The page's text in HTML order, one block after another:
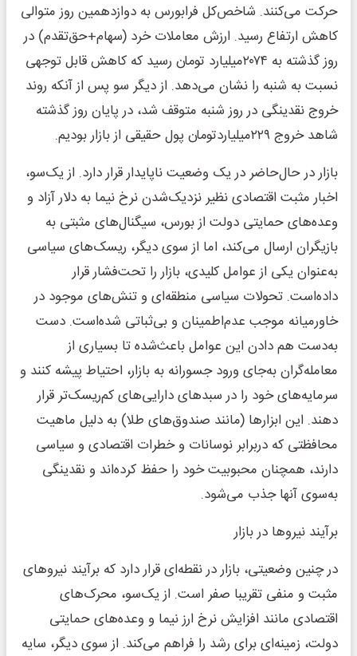
حرکت می‌کنند. شاخص‌کل فرابورس به دوازدهمین روز متوالی
کاهش ارتفاع رسید. ارزش معاملات خرد (سهام‌+‌حق‌تقدم) در
روز گذشته به ۲۰۷۴‌میلیارد ‌تومان رسید ‌که کاهش قابل توجهی
نسبت به شنبه را نشان می‌دهد. از دیگر سو پس از آنکه روند
خروج نقدینگی در روز شنبه متوقف شد، در پایان روز گذشته
شاهد خروج ۲۲۹‌میلیارد‌تومان پول حقیقی از بازار بودیم.
بازار در حال‌حاضر در یک وضعیت ناپایدار قرار دارد. از یک‌سو،
اخبار مثبت اقتصادی نظیر نزدیک‌شدن نرخ نیما به دلار آزاد و
وعده‌‌‌‌‌‌‌های حمایتی دولت از بورس، سیگنال‌های مثبتی به
بازیگران ارسال می‌کند، اما از سوی دیگر، ریسک‌های سیاسی
به‌عنوان یکی از عوامل کلیدی، بازار را تحت‌فشار قرار
داده‌است. تحولات سیاسی منطقه‌ای و تنش‌های موجود در
خاورمیانه موجب عدم‌اطمینان و بی‌‌‌‌‌‌‌ثباتی شده‌است. دست
به‌دست هم ‌دادن این عوامل باعث‌شده تا بسیاری از
معامله‌گران به‌جای ورود جسورانه به بازار، احتیاط پیشه کنند و
سرمایه‌های خود را در سبد‌های دارایی‌های کم‌‌‌‌‌‌‌ریسک‌‌‌‌‌‌‌تر قرار
دهند. این ابزارها (مانند صندوق‌های طلا) به دلیل ماهیت
محافظتی که در‌برابر نوسانات و خطرات اقتصادی و سیاسی
دارند، همچنان محبوبیت خود را حفظ کرده‌اند و نقدینگی
به‌سوی آنها جذب می‌شود.
برآیند نیروها در بازار
در چنین وضعیتی، بازار در نقطه‌‌‌‌‌‌‌ای قرار دارد که برآیند نیروهای
مثبت و منفی تقریبا صفر است. از یک‌سو، محرک‌های
اقتصادی مانند افزایش نرخ ارز نیما و وعده‌‌‌‌‌‌‌های حمایتی
دولت، زمینه‌‌‌‌‌‌‌ای برای رشد را فراهم می‌کند. از سوی دیگر، سایه